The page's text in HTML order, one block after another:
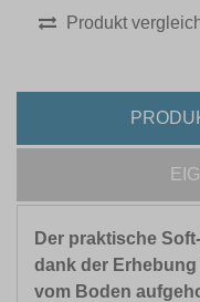
Produkt
Der praktische
dank der
vom Boden